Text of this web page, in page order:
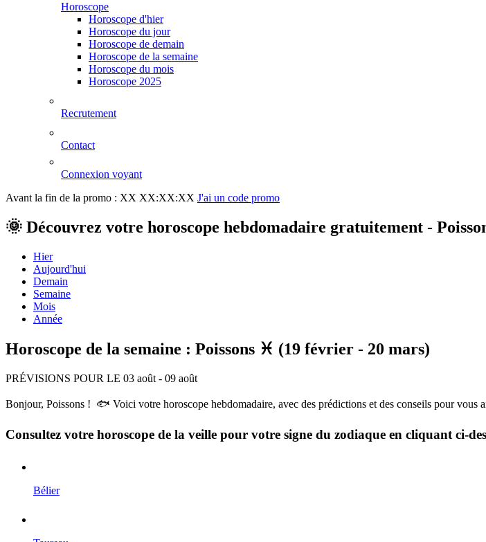
Horoscope
Horoscope d'hier
Horoscope du jour
Horoscope de demain
Horoscope de la semaine
Horoscope du mois
Horoscope 2025
Recrutement
Contact
Connexion voyant
Avant la fin de la promo : XX XX:XX:XX J'ai un code promo
🌞 Découvrez votre horoscope hebdomadaire gratuitement -
Hier
Aujourd'hui
Demain
Semaine
Mois
Année
Horoscope de la semaine : Poissons ♓ (19 février - 20 mars)
PRÉVISIONS POUR LE 03 août - 09 août
Bonjour, Poissons ! 🐟 Voici votre horoscope hebdomadaire, avec des prédictions et des conseils pour vous
Consultez votre horoscope de la veille pour votre signe du zodiaque en cliquant ci-
Bélier